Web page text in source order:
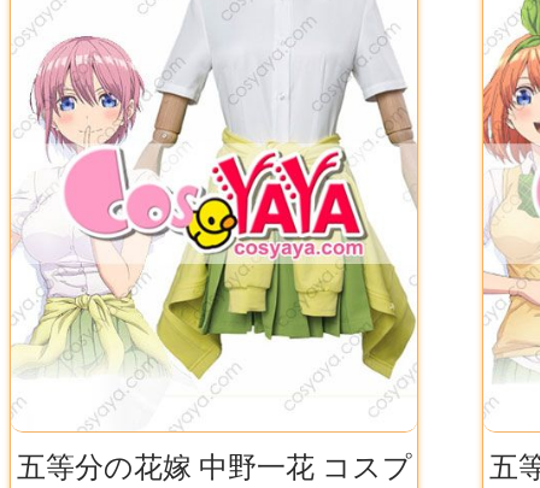
五等分の花嫁 中野一花 コスプ
五